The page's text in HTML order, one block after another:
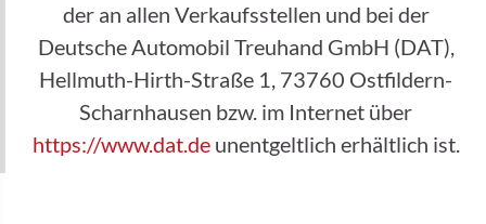
der an allen Verkaufsstellen und bei der
Deutsche Automobil Treuhand GmbH (DAT),
Hellmuth-Hirth-Straße 1, 73760 Ostfildern-
Scharnhausen bzw. im Internet über
https://www.dat.deunentgeltlich erhältlich ist.